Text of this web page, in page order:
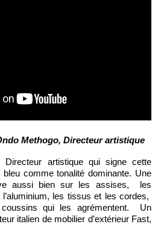
Methogo, Directeur artistique
comme tonalité dominante. Une
aussi bien sur les assises, les
les tissus et les cordes,
qui les agrémentent. Un
italien de mobilier d’extérieur Fast,